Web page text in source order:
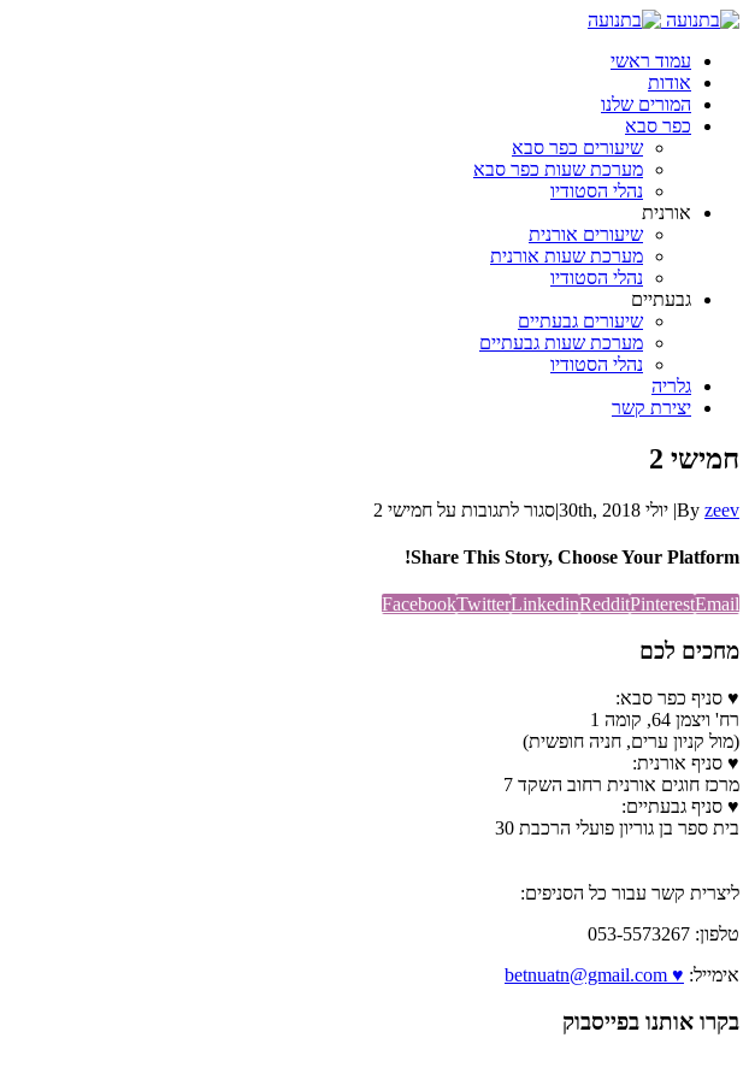
עמוד ראשי
אודות
המורים שלנו
כפר סבא
שיעורים כפר סבא
מערכת שעות כפר סבא
נהלי הסטודיו
אורנית
שיעורים אורנית
מערכת שעות אורנית
נהלי הסטודיו
גבעתיים
שיעורים גבעתיים
מערכת שעות גבעתיים
נהלי הסטודיו
גלריה
יצירת קשר
חמישי 2
By zeev
| יולי 30th, 2018 |סגור לתגובות על חמישי 2
Share This Story, Choose Your Platform!
FacebookTwitterLinkedinRedditPinterestEmail
מחכים לכם
♥ סניף כפר סבא:
רח' ויצמן 64, קומה 1
(מול קניון ערים, חניה חופשית)
♥ סניף אורנית:
מרכז חוגים אורנית רחוב השקד 7
♥ סניף גבעתיים:
בית ספר בן גוריון פועלי הרכבת 30
ליצרית קשר עבור כל הסניפים:
טלפון: 053-5573267
אימייל: ♥ betnuatn@gmail.com
בקרו אותנו בפייסבוק